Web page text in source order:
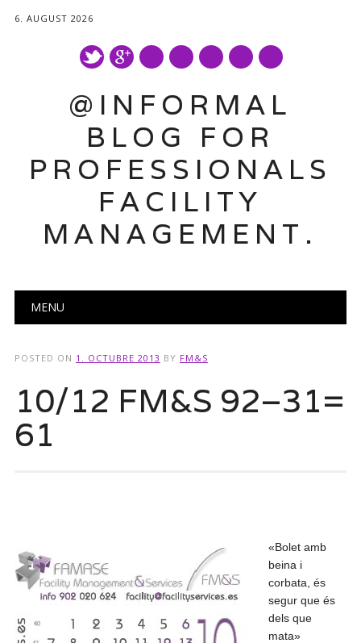
6. AUGUST 2026
mail
@INFORMAL
BLOG FOR
PROFESSIONALS
FACILITY
MANAGEMENT.
Main menu
MENU
POSTED ON 1. OCTUBRE 2013 BY FM&S
10/12 FM&S 92–31=
61
«Bolet amb
beina i
corbata, és
segur que és
dels que
mata»